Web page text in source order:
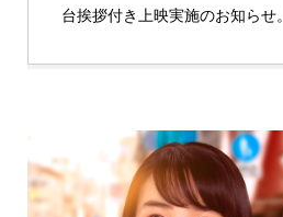
台挨拶付き上映実施のお知らせ。